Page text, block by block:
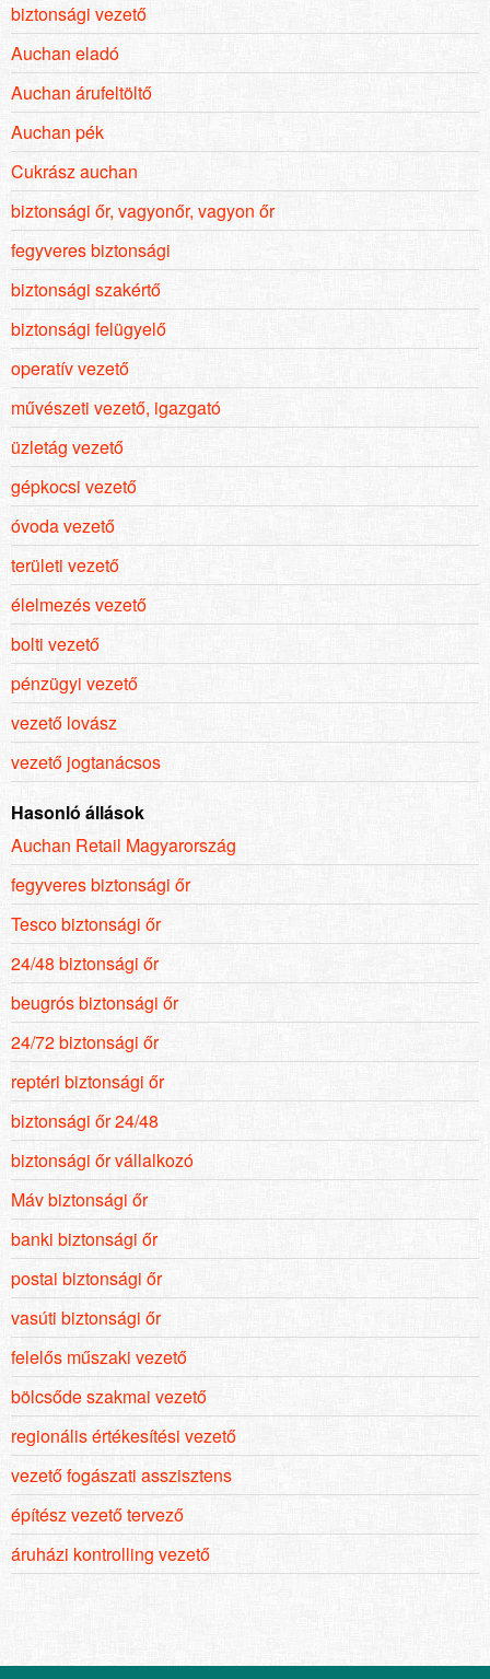
biztonsági vezető
Auchan eladó
Auchan árufeltöltő
Auchan pék
Cukrász auchan
biztonsági őr, vagyonőr, vagyon őr
fegyveres biztonsági
biztonsági szakértő
biztonsági felügyelő
operatív vezető
művészeti vezető, igazgató
üzletág vezető
gépkocsi vezető
óvoda vezető
területi vezető
élelmezés vezető
bolti vezető
pénzügyi vezető
vezető lovász
vezető jogtanácsos
Hasonló állások
Auchan Retail Magyarország
fegyveres biztonsági őr
Tesco biztonsági őr
24/48 biztonsági őr
beugrós biztonsági őr
24/72 biztonsági őr
reptéri biztonsági őr
biztonsági őr 24/48
biztonsági őr vállalkozó
Máv biztonsági őr
banki biztonsági őr
postai biztonsági őr
vasúti biztonsági őr
felelős műszaki vezető
bölcsőde szakmai vezető
regionális értékesítési vezető
vezető fogászati asszisztens
építész vezető tervező
áruházi kontrolling vezető